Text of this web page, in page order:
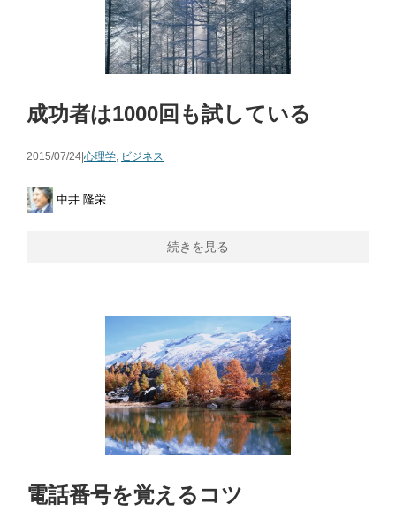
成功者は1000回も試している
2015/07/24|心理学 ビジネス
中井 隆栄
続きを見る
電話番号を覚えるコツ